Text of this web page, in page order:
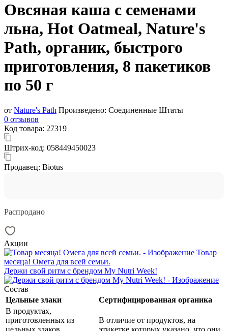
Овсяная каша с семенами
льна, Hot Oatmeal, Nature's
Path, органик, быстрого
приготовления, 8 пакетиков
по 50 г
от Nature's Path Произведено: Соединенные Штаты
0 отзывов
Код товара: 27319
Штрих-код: 058449450023
Продавец: Biotus
Распродано
Акции
Товар
месяца! Омега для всей семьи.
Держи свой ритм с брендом My Nutri Week!
Состав
Цельные злаки
Сертифицированная органика
В продуктах,
приготовленных из
цельных злаков,
В отличие от продуктов, на
этикетке которых указано, что они